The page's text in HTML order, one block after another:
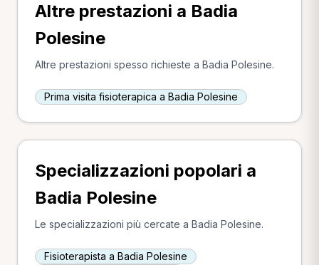
Altre prestazioni a Badia
Polesine
Altre prestazioni spesso richieste a Badia Polesine.
Prima visita fisioterapica a Badia Polesine
Specializzazioni popolari a
Badia Polesine
Le specializzazioni più cercate a Badia Polesine.
Fisioterapista a Badia Polesine